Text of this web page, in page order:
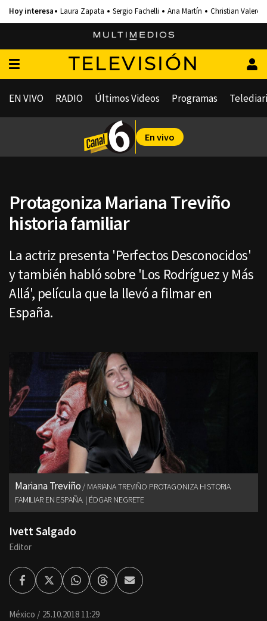
Laura Zapata Sergio Fachelli Ana Martín Christian Valero
TELEVISIÓN
EN VIVO RADIO Últimos Videos Programas
En vivo
Protagoniza Mariana Treviño
historia familiar
La actriz presenta 'Perfectos Desconocidos'
y también habló sobre 'Los Rodríguez y Más
Allá', película que la llevó a filmar en
España.
Mariana Treviño
MARIANA TREVIÑO PROTAGONIZA HISTORIA
FAMILIAR EN ESPAÑA. | ÉDGAR NEGRETE
Ivett Salgado
Editor
FacebookTwitterWhatsappThreadsEnviar
por
México 25.10.2018 11:29